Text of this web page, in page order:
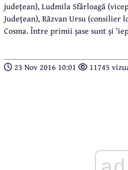
județean), Ludmila Sfârloagă
Județean), Răzvan Ursu (consilier
Cosma. Între primii șase sunt și
23 Nov 2016 10:01 11745